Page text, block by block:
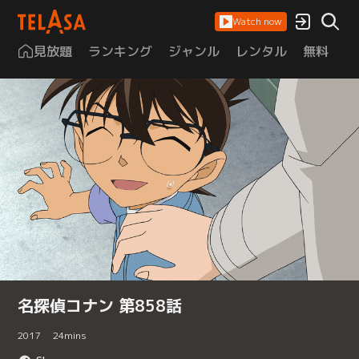
Watch now
見放題 ランキング ジャンル レンタル 無料
名探偵コナン 第858話
2017 24mins